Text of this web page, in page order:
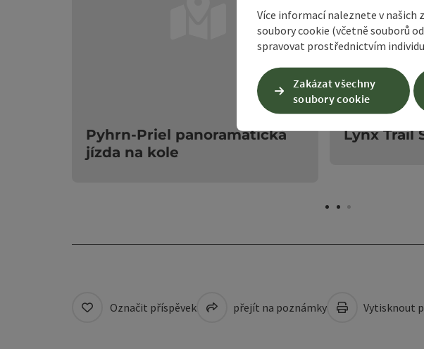
otevřít copyright
Pyhrn-Priel panoramatická
jízda na kole
Lynx Trail
Označit příspěvek přejít na poznámky Vytisknout
Více informací naleznete v našich
soubory cookie (včetně souborů
spravovat prostřednictvím
Zakázat všechny
soubory cookie